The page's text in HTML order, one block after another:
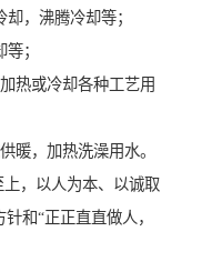
，沸腾冷却等；
；
热或冷却各种工艺用
暖，加热洗澡用水。
上，以人为本、以诚取
和“正正直直做人，